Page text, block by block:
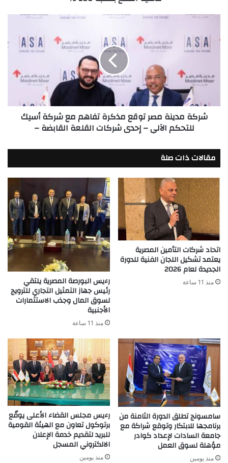
بنسبة
%
شركة
مصر
توقع
مع
أسيك
للتحكم
إحدى
شركات
القلعة
القابضة
شركة مدينة مصر توقع مذكرة تفاهم مع شركة أسيك
للتحكم الآلي – إحدى شركات القلعة القابضة –
مقالات ذات صلة
اتحاد شركات التأمين المصرية
يعتمد تشكيل اللجان الفنية للدورة
الجديدة لعام 2026
منذ 11 ساعة رءيس البورصة المصرية يلتقي
رئيس جهاز التمثيل التجاري للترويج
لسوق المال وجذب الاستثمارات
الأجنبية
منذ 11 ساعة
سامسونج تطلق الدورة الثامنة من
برنامجها للابتكار وتوقع شراكة مع
جامعة السادات لإعداد كوادر
مؤهلة لسوق العمل
منذ يومين
رءيس مجلس القضاء الأعلى يوقّع
برتوكول تعاون مع الهيئة القومية
للبريد لتقديم خدمة الإعلان
الالكتروني المسجل
منذ يومين